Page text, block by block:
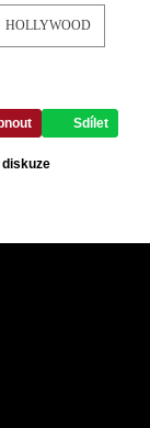
se
Zásad ochrany
HOLLYWOOD
Sdílet